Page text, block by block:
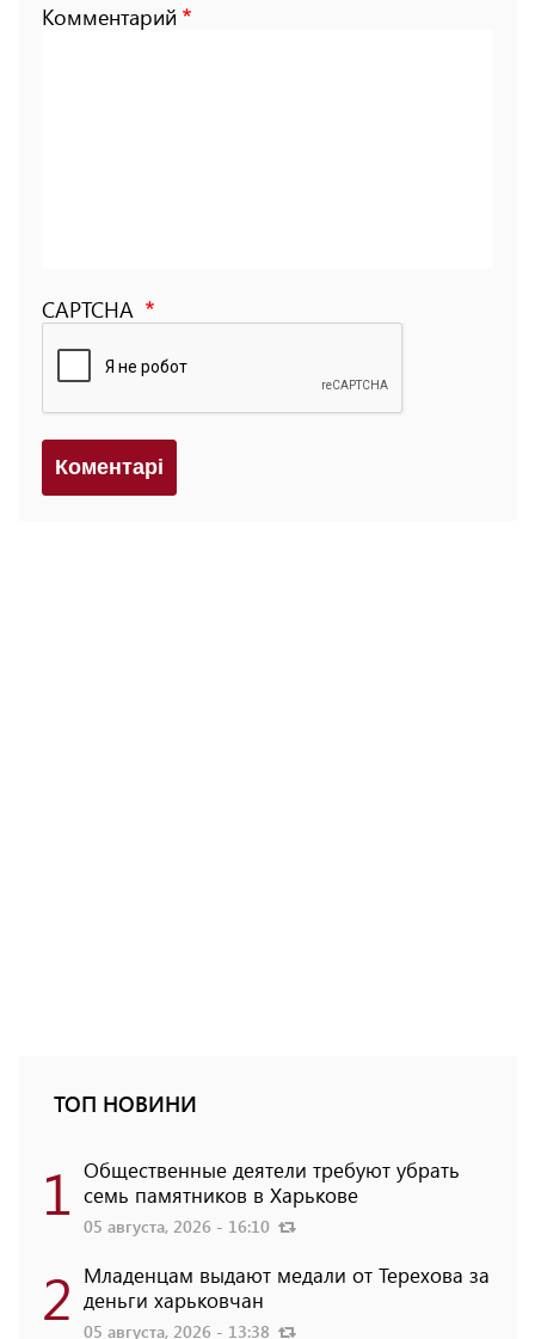
Комментарий
CAPTCHA
Коментарi
ТОП НОВИНИ
1 Общественные деятели требуют убрать
семь памятников в Харькове
05 августа, 2026 - 16:10
2 Младенцам выдают медали от Терехова за
деньги харьковчан
05 августа, 2026 - 13:38